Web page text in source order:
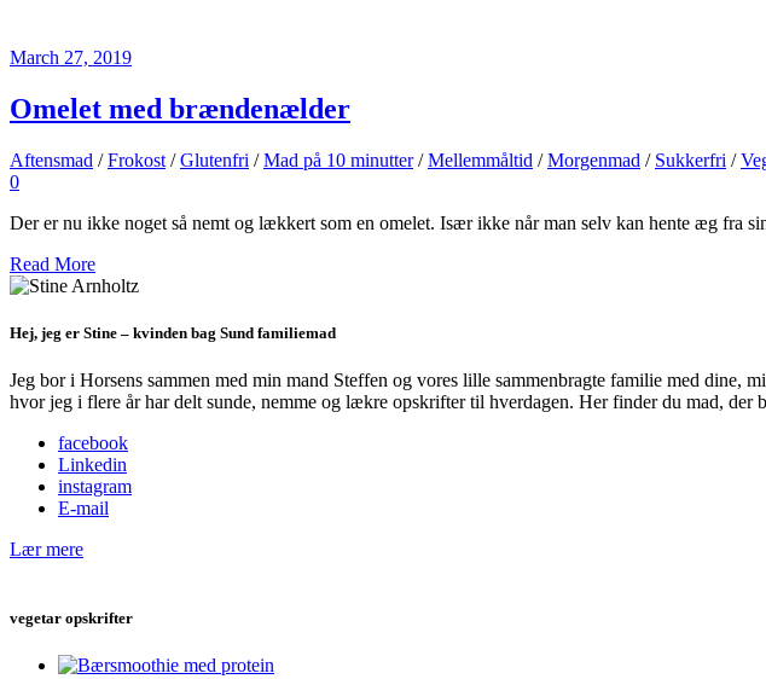
March 27, 2019
Omelet med brændenælder
Aftensmad /Frokost /Glutenfri /Mad på 10 minutter/Mellemmåltid /Morgenmad / Sukkerfri /
0
Der er nu ikke noget så nemt og lækkert som en omelet. Især ikke når man selv kan hente æg fra
Read More
Hej, jeg er Stine – kvinden bag Sund familiemad
Jeg bor i Horsens sammen med min mand Steffen og vores lille sammenbragte familie med
hvor jeg i flere år har delt sunde, nemme og lækre opskrifter til hverdagen. Her finder du mad, der
facebook
Linkedin
instagram
E-mail
Lær mere
vegetar opskrifter